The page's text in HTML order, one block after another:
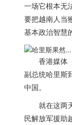
一场它根本无
要把越南人当
基本政治智慧
香港媒体
副总统哈里斯
中国。
就在这两
民解放军援助